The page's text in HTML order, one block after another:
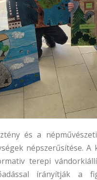
és a
népszerűsítése.
terepi
írányítják a